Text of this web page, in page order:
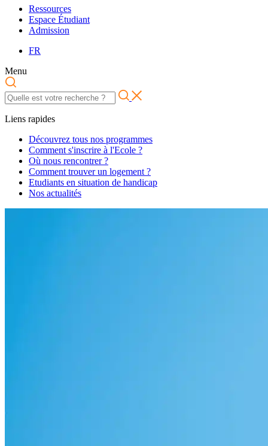
Ressources
Espace Étudiant
Admission
FR
Menu
Liens rapides
Découvrez tous nos programmes
Comment s'inscrire à l'Ecole ?
Où nous rencontrer ?
Comment trouver un logement ?
Etudiants en situation de handicap
Nos actualités